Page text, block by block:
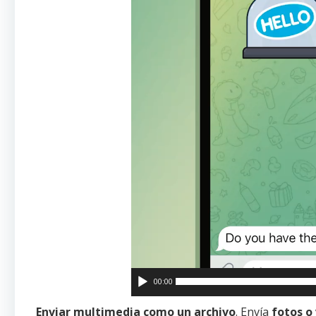
00:00
Enviar multimedia como un archivo. Envía fotos o